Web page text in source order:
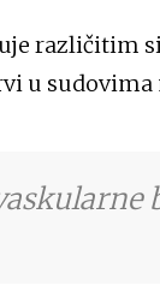
različitim
u sudovima